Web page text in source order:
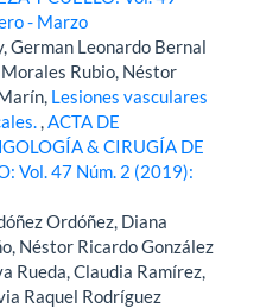
- Marzo
German Leonardo Bernal
Rubio, Néstor
Lesiones vasculares
,ACTA DE
& CIRUGÍA DE
Vol. 47 Núm. 2 (2019):
Ordóñez, Diana
Néstor Ricardo González
Rueda, Claudia Ramírez,
Raquel Rodríguez